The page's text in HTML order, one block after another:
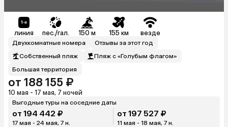
линия пес./гал. 150 м 155 км везде
Двухкомнатные номера
Отзывы за этот год
Собственный пляж
Пляж с «Голубым флагом»
Большая территория
от 188 155 ₽
10 мая - 17 мая, 7 ночей
Выгодные туры на соседние даты
от 194 442 ₽
17 мая - 24 мая, 7 н.
от 197 527 ₽
11 мая - 18 мая, 7 н.